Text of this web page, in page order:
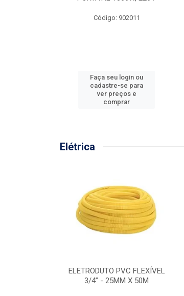
Código: 902011
Faça seu login ou
cadastre-se para
ver preços e
comprar
Elétrica
ELETRODUTO PVC FLEXÍVEL
3/4” - 25MM X 50M